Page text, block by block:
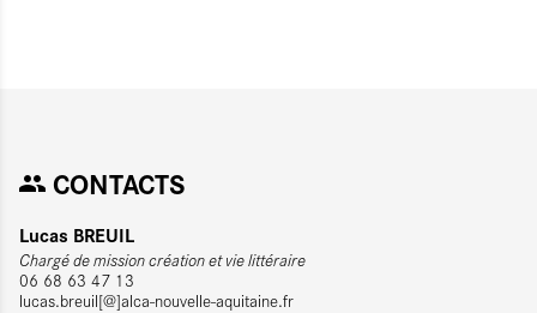
CONTACTS
Lucas BREUIL
Chargé de mission création et vie littéraire
06 68 63 47 13
lucas.breuil[@]alca-nouvelle-aquitaine.fr